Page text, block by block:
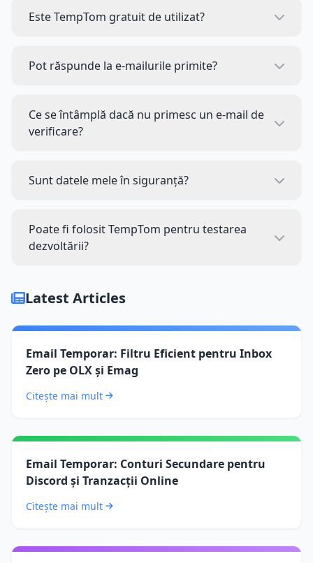
minute după primire. Puteți alege durate diferite
(5min, 10min, 30min, 1oră) când creați o cutie poștală.
Este TempTom gratuit de utilizat?
mailuri nelimitate, niciun paywall premium.
Pot răspunde la e-mailurile primite?
trimiterea sau răspunsul nu este posibil.
Ce se întâmplă dacă nu primesc un e-mail de
verificare?
copiată. Unele site-uri pot avea întârzieri, așteptați 10-
30 de secunde.
Sunt datele mele în siguranță?
curentă, nu stocăm, analizăm sau vindem nicio dată.
Poate fi folosit TempTom pentru testarea
dezvoltării?
notificările prin e-mail.
Latest Articles
Email Temporar: Filtru Eficient pentru Inbox
Zero pe OLX și Emag
Citește mai mult
Email Temporar: Conturi Secundare pentru
Discord și Tranzacții Online
Citește mai mult